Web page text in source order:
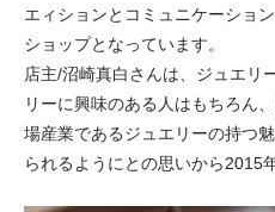
エィションとコミュニケーショ
ショップとなっています。 ⁡
店主/沼崎真白さんは、ジュエリ
リーに興味のある人はもちろん
場産業であるジュエリーの持つ
られるようにとの思いから2015